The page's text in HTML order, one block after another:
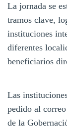
La jornada se
tramos clave,
instituciones
diferentes
beneficiarios
Las
pedido al
de la